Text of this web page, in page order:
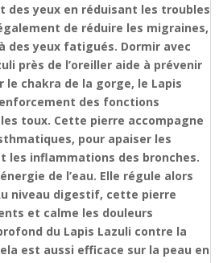
des yeux en réduisant les troubles
de réduire les migraines,
des yeux fatigués. Dormir avec
près de l’oreiller aide à prévenir
le chakra de la gorge, le Lapis
des fonctions
toux. Cette pierre accompagne
pour apaiser les
les inflammations des bronches.
de l’eau. Elle régule alors
niveau digestif, cette pierre
et calme les douleurs
du Lapis Lazuli contre la
est aussi efficace sur la peau en